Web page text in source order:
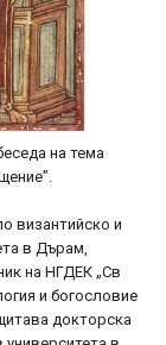
на тема
византийско и
в Дърам,
на НГДЕК „Св
и богословие
докторска